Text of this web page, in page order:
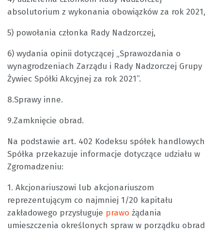
absolutorium z wykonania obowiązków za rok 2021,
5) powołania członka Rady Nadzorczej,
6) wydania opinii dotyczącej „Sprawozdania o
wynagrodzeniach Zarządu i Rady Nadzorczej Grupy
Żywiec Spółki Akcyjnej za rok 2021”.
8.Sprawy inne.
9.Zamknięcie obrad.
Na podstawie art. 402 Kodeksu spółek handlowych
Spółka przekazuje informacje dotyczące udziału w
Zgromadzeniu:
1. Akcjonariuszowi lub akcjonariuszom
reprezentującym co najmniej 1/20 kapitału
zakładowego przysługuje prawo żądania
umieszczenia określonych spraw w porządku obrad